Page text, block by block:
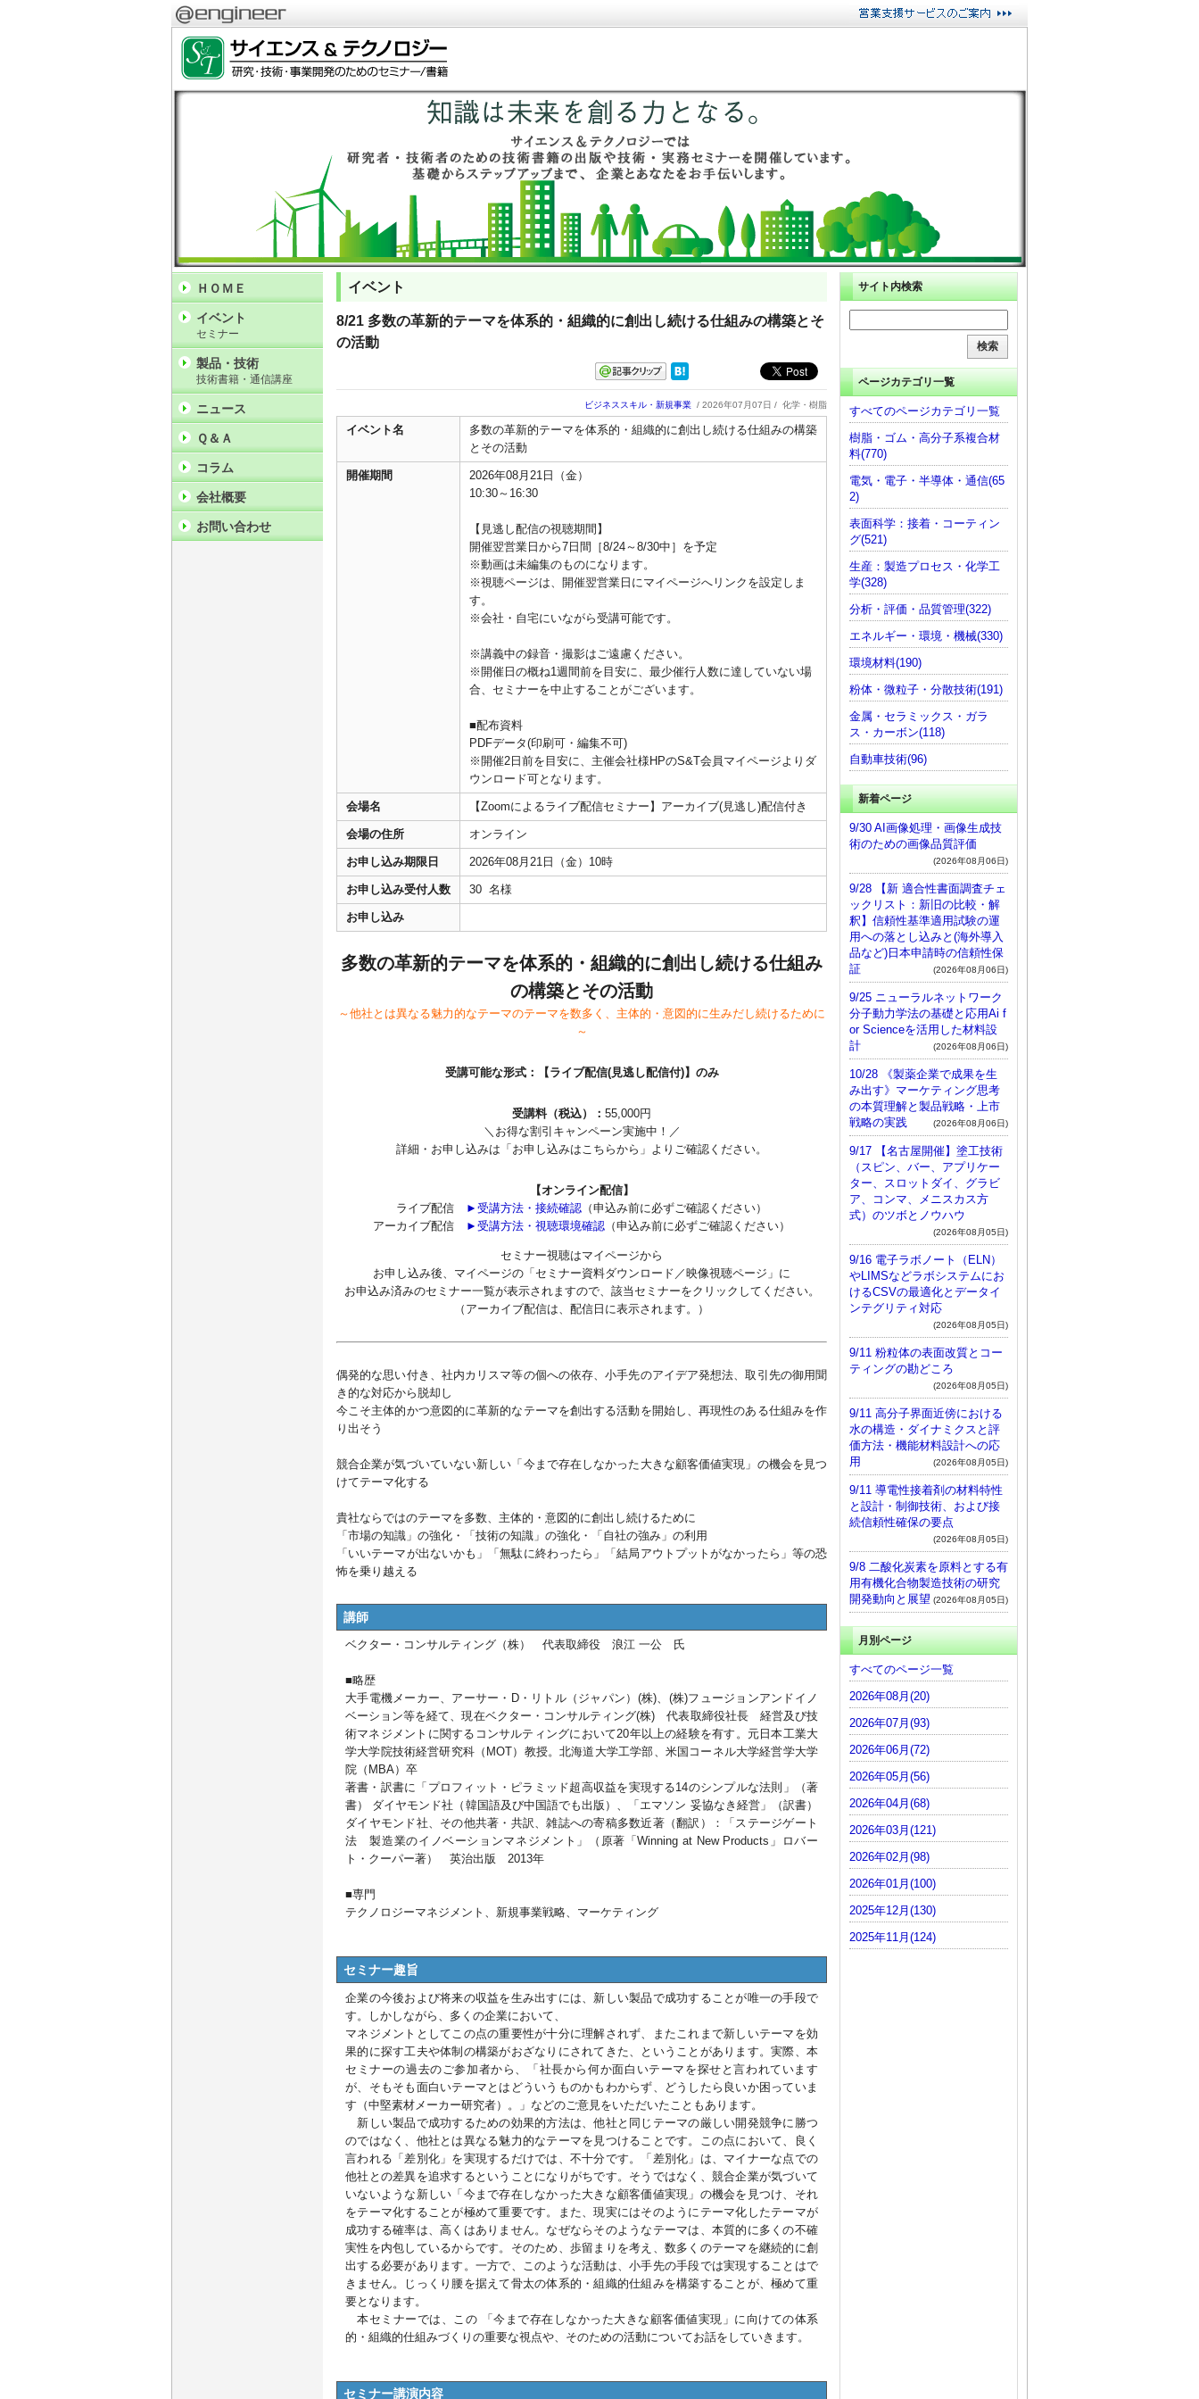
イベント
8/21 多数の革新的テーマを体系的・組織的に創出し続ける仕組みの構築とそ
の活動
ビジネススキル・新規事業 / 2026年07月07日 / 化学・樹脂
イベント名
多数の革新的テーマを体系的・組織的に創出し続ける仕組みの構築
とその活動
開催期間
2026年08月21日（金）
10:30～16:30
【見逃し配信の視聴期間】
開催翌営業日から7日間［8/24～8/30中］を予定
※動画は未編集のものになります。
※視聴ページは、開催翌営業日にマイページへリンクを設定しま
す。
※会社・自宅にいながら受講可能です。
※講義中の録音・撮影はご遠慮ください。
※開催日の概ね1週間前を目安に、最少催行人数に達していない場
合、セミナーを中止することがございます。
■配布資料
PDFデータ(印刷可・編集不可)
※開催2日前を目安に、主催会社様HPのS&T会員マイページよりダ
ウンロード可となります。
会場名 【Zoomによるライブ配信セミナー】アーカイブ(見逃し)配信付き
会場の住所 オンライン
お申し込み期限日 2026年08月21日（金）10時
お申し込み受付人数 30 名様
お申し込み
多数の革新的テーマを体系的・組織的に創出し続ける仕組み
の構築とその活動
～他社とは異なる魅力的なテーマのテーマを数多く、主体的・意図的に生みだし続けるために
～
受講可能な形式：【ライブ配信(見逃し配信付)】のみ
受講料（税込）： 55,000円
＼お得な割引キャンペーン実施中！／
詳細・お申し込みは「お申し込みはこちらから」よりご確認ください。
【オンライン配信】
ライブ配信
►受講方法・接続確認 （申込み前に必ずご確認ください）
アーカイブ配信
►受講方法・視聴環境確認 （申込み前に必ずご確認ください）
セミナー視聴はマイページから
お申し込み後、マイページの「セミナー資料ダウンロード／映像視聴ページ」に
お申込み済みのセミナー一覧が表示されますので、該当セミナーをクリックしてください。
（アーカイブ配信は、配信日に表示されます。）
偶発的な思い付き、社内カリスマ等の個への依存、小手先のアイデア発想法、取引先の御用聞
き的な対応から脱却し
今こそ主体的かつ意図的に革新的なテーマを創出する活動を開始し、再現性のある仕組みを作
り出そう
競合企業が気づいていない新しい「今まで存在しなかった大きな顧客価値実現」の機会を見つ
けてテーマ化する
貴社ならではのテーマを多数、主体的・意図的に創出し続けるために
「市場の知識」の強化・「技術の知識」の強化・「自社の強み」の利用
「いいテーマが出ないかも」「無駄に終わったら」「結局アウトプットがなかったら」等の恐
怖を乗り越える
講師
ベクター・コンサルティング（株） 代表取締役 浪江 一公 氏
■略歴
大手電機メーカー、アーサー・D・リトル（ジャパン）(株)、(株)フュージョンアンドイノ
ベーション等を経て、現在ベクター・コンサルティング(株) 代表取締役社長 経営及び技
術マネジメントに関するコンサルティングにおいて20年以上の経験を有す。元日本工業大
学大学院技術経営研究科（MOT）教授。北海道大学工学部、米国コーネル大学経営学大学
院（MBA）卒
著書・訳書に「プロフィット・ピラミッド超高収益を実現する14のシンプルな法則」（著
書） ダイヤモンド社（韓国語及び中国語でも出版）、「エマソン 妥協なき経営」（訳書）
ダイヤモンド社、その他共著・共訳、雑誌への寄稿多数近著（翻訳）：「ステージゲート
法 製造業のイノベーションマネジメント」（原著「Winning at New Products」ロバー
ト・クーパー著） 英治出版 2013年
■専門
テクノロジーマネジメント、新規事業戦略、マーケティング
セミナー趣旨
企業の今後および将来の収益を生み出すには、新しい製品で成功することが唯一の手段で
す。しかしながら、多くの企業において、
マネジメントとしてこの点の重要性が十分に理解されず、またこれまで新しいテーマを効
果的に探す工夫や体制の構築がおざなりにされてきた、ということがあります。実際、本
セミナーの過去のご参加者から、「社長から何か面白いテーマを探せと言われています
が、そもそも面白いテーマとはどういうものかもわからず、どうしたら良いか困っていま
す（中堅素材メーカー研究者）。」などのご意見をいただいたこともあります。
新しい製品で成功するための効果的方法は、他社と同じテーマの厳しい開発競争に勝つ
のではなく、他社とは異なる魅力的なテーマを見つけることです。この点において、良く
言われる「差別化」を実現するだけでは、不十分です。「差別化」は、マイナーな点での
他社との差異を追求するということになりがちです。そうではなく、競合企業が気づいて
いないような新しい「今まで存在しなかった大きな顧客価値実現」の機会を見つけ、それ
をテーマ化することが極めて重要です。また、現実にはそのようにテーマ化したテーマが
成功する確率は、高くはありません。なぜならそのようなテーマは、本質的に多くの不確
実性を内包しているからです。そのため、歩留まりを考え、数多くのテーマを継続的に創
出する必要があります。一方で、このような活動は、小手先の手段では実現することはで
きません。じっくり腰を据えて骨太の体系的・組織的仕組みを構築することが、極めて重
要となります。
本セミナーでは、この 「今まで存在しなかった大きな顧客価値実現」に向けての体系
的・組織的仕組みづくりの重要な視点や、そのための活動についてお話をしていきます。
セミナー講演内容
ＨＯＭＥ
イベント
セミナー
製品・技術
技術書籍・通信講座
ニュース
Ｑ＆Ａ
コラム
会社概要
お問い合わせ
サイト内検索
ページカテゴリ一覧
すべてのページカテゴリ一覧
樹脂・ゴム・高分子系複合材
料(770)
電気・電子・半導体・通信(65
2)
表面科学：接着・コーティン
グ(521)
生産：製造プロセス・化学工
学(328)
分析・評価・品質管理(322)
エネルギー・環境・機械(330)
環境材料(190)
粉体・微粒子・分散技術(191)
金属・セラミックス・ガラ
ス・カーボン(118)
自動車技術(96)
新着ページ
9/30 AI画像処理・画像生成技
術のための画像品質評価
(2026年08月06日)
9/28 【新 適合性書面調査チェ
ックリスト：新旧の比較・解
釈】信頼性基準適用試験の運
用への落とし込みと(海外導入
品など)日本申請時の信頼性保
証
(2026年08月06日)
9/25 ニューラルネットワーク
分子動力学法の基礎と応用Ai f
or Scienceを活用した材料設
計
(2026年08月06日)
10/28 《製薬企業で成果を生
み出す》マーケティング思考
の本質理解と製品戦略・上市
戦略の実践
(2026年08月06日)
9/17 【名古屋開催】塗工技術
（スピン、バー、アプリケー
ター、スロットダイ、グラビ
ア、コンマ、メニスカス方
式）のツボとノウハウ
(2026年08月05日)
9/16 電子ラボノート（ELN）
やLIMSなどラボシステムにお
けるCSVの最適化とデータイ
ンテグリティ対応
(2026年08月05日)
9/11 粉粒体の表面改質とコー
ティングの勘どころ
(2026年08月05日)
9/11 高分子界面近傍における
水の構造・ダイナミクスと評
価方法・機能材料設計への応
用
(2026年08月05日)
9/11 導電性接着剤の材料特性
と設計・制御技術、および接
続信頼性確保の要点
(2026年08月05日)
9/8 二酸化炭素を原料とする有
用有機化合物製造技術の研究
開発動向と展望 (2026年08月05日)
月別ページ
すべてのページ一覧
2026年08月(20)
2026年07月(93)
2026年06月(72)
2026年05月(56)
2026年04月(68)
2026年03月(121)
2026年02月(98)
2026年01月(100)
2025年12月(130)
2025年11月(124)